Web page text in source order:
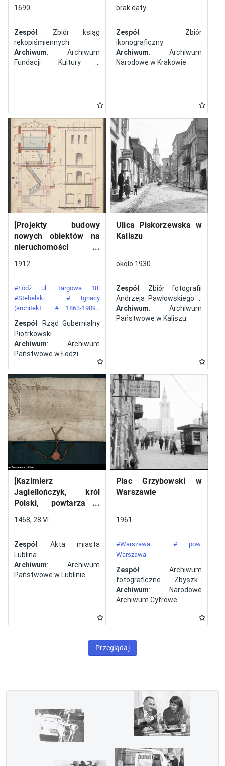
1690
Zespół: Zbiór ksiąg
rękopiśmiennych
Archiwum: Archiwum
Fundacji Kultury i
brak daty
Zespół: Zbiór
ikonograficzny
Archiwum: Archiwum
Narodowe w Krakowie
[Projekty budowy
nowych obiektów na
nieruchomości
numerem 34 przy ulicy
Łodzi]
1912
#Łódź ul. Targowa 18
#Stebelski
# Ignacy
(architekt
# 1863-1909)
Zespół: Rząd Gubernialny
Piotrkowski
Archiwum: Archiwum
Państwowe w Łodzi
Ulica Piskorzewska w
Kaliszu
około 1930
Zespół: Zbiór fotografii
Andrzeja Pawłowskiego z
Kalisza
Archiwum: Archiwum
Państwowe w Kaliszu
[Kazimierz
Jagiellończyk, król
Polski, powtarza i
wystawiony w Lublinie,
Jana ze Szczekocin,
starostę
1468, 28 VI
Zespół: Akta miasta
Lublina
Archiwum: Archiwum
Państwowe w Lublinie
Plac Grzybowski w
Warszawie
1961
#Warszawa
# pow.
Warszawa
Zespół: Archiwum
fotograficzne Zbyszka
Siemaszki
Archiwum: Narodowe
Archiwum Cyfrowe
Przeglądaj